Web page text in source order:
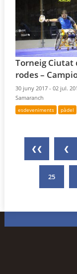
Torneig Ciutat
rodes –
30 juny 2017 - 02 jul.
Samaranch
esdeveniments pàdel
❮❮ ❮
25